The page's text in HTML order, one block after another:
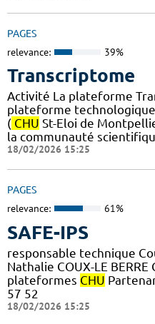
PAGES
relevance: 39%
Transcriptome
Activité La plateforme
plateforme technologique
( CHU St-Eloi de
la communauté
18/02/2026 15:25
PAGES
relevance: 61%
SAFE-IPS
responsable technique
Nathalie COUX-LE
plateformes CHU
57 52
18/02/2026 15:25